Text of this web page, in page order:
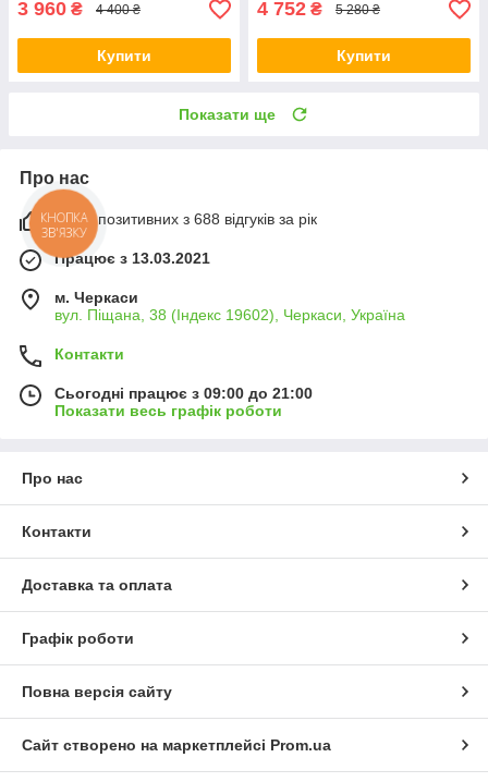
3 960 ₴ 4 400 ₴
Купити
4 752 ₴ 5 280 ₴
Купити
Показати ще
Про нас
100% позитивних з 688 відгуків за рік
Працює з 13.03.2021
м. Черкаси
вул. Піщана, 38 (Індекс 19602), Черкаси, Україна
Контакти
Сьогодні працює з 09:00 до 21:00
Показати весь графік роботи
Про нас
Контакти
Доставка та оплата
Графік роботи
Повна версія сайту
Сайт створено на маркетплейсі Prom.ua
КНОПКА
ЗВ'ЯЗКУ